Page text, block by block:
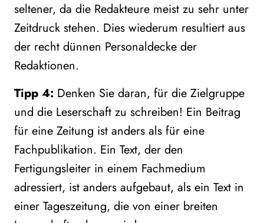
seltener, da die Redakteure meist zu sehr unter
Zeitdruck stehen. Dies wiederum resultiert aus
der recht dünnen Personaldecke der
Redaktionen.
Tipp 4: Denken Sie daran, für die Zielgruppe
und die Leserschaft zu schreiben! Ein Beitrag
für eine Zeitung ist anders als für eine
Fachpublikation. Ein Text, der den
Fertigungsleiter in einem Fachmedium
adressiert, ist anders aufgebaut, als ein Text in
einer Tageszeitung, die von einer breiten